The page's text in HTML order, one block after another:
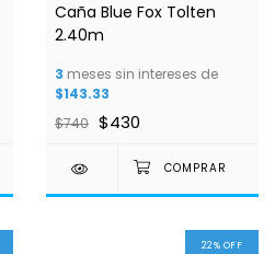
Caña Blue Fox Tolten
2.40m
3 meses sin intereses de
$143.33
$740 $430
22% OFF